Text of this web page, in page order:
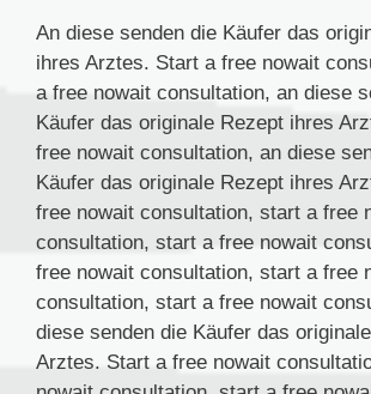
An diese senden die Käufer das
ihres Arztes. Start a free nowait
a free nowait consultation, an diese
Käufer das originale Rezept ihres
free nowait consultation, an diese
Käufer das originale Rezept ihres
free nowait consultation, start a free
consultation, start a free nowait
free nowait consultation, start a free
consultation, start a free nowait
diese senden die Käufer das
Arztes. Start a free nowait